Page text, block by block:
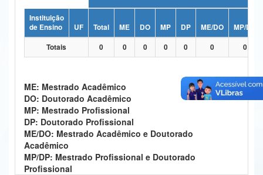
Ministério da Ciência, Tecnologia, Inovações e Comunicações
Ministério do Meio Ambiente
Ministério do Desenvolvimento Regional
Controladoria-Geral da União
Ministério da Mulher, da Família e dos Direitos Humanos
Secretaria-Geral
Instituição
de Ensino
UF Total ME DO MP DP ME/DO
MP/DP
Totais
0 0 0 0 0 0 0
ME: Mestrado Acadêmico
DO: Doutorado Acadêmico
MP: Mestrado Profissional
DP: Doutorado Profissional
ME/DO: Mestrado Acadêmico e Doutorado
Acadêmico
MP/DP: Mestrado Profissional e Doutorado
Profissional